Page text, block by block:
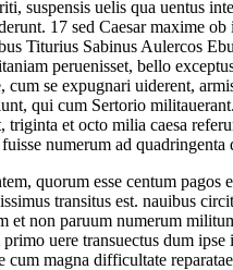
suspensis uelis qua uentus
17 sed Caesar maxime
Titurius Sabinus Aulercos
peruenisset, bello
se expugnari uiderent,
qui cum Sertorio militauerant.
et octo milia caesa
numerum ad
quorum esse centum pagos
transitus est. nauibus
et non paruum numerum
uere transuectus dum
cum magna difficultate